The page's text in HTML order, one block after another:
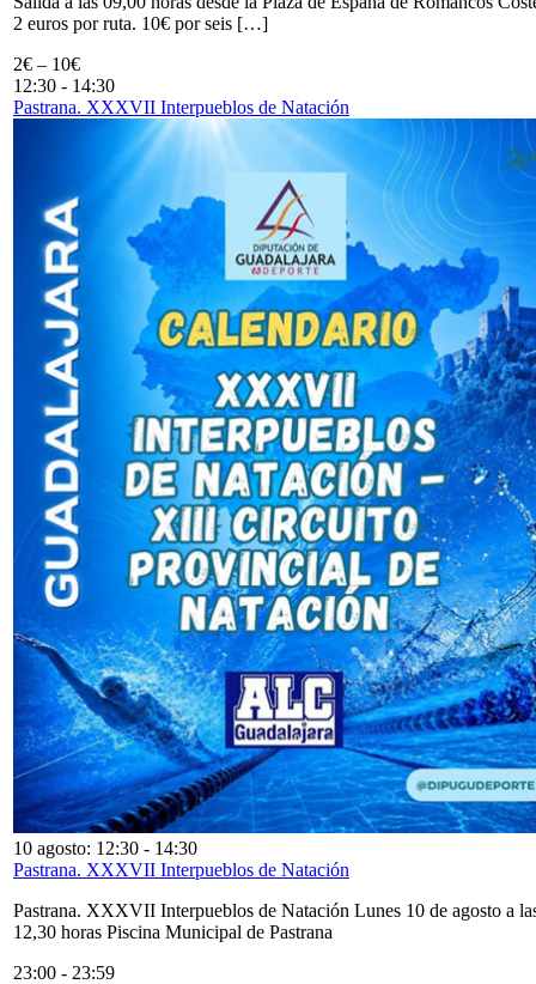
2 euros por ruta. 10€ por seis […]
2€ – 10€
12:30 - 14:30
Pastrana. XXXVII Interpueblos de Natación
10 agosto: 12:30 - 14:30
Pastrana. XXXVII Interpueblos de Natación
Pastrana. XXXVII Interpueblos de Natación Lunes 10 de agosto a
12,30 horas Piscina Municipal de Pastrana
23:00 - 23:59